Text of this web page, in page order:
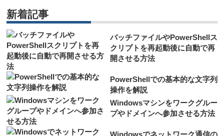
新着記事
バッチファイルやPowerShellス
クリプトを再起動後に自動で再
開させる方法
PowerShellでの基本的な文字列
操作を解説
Windowsマシンをワークグルー
プやドメインへ参加させる方法